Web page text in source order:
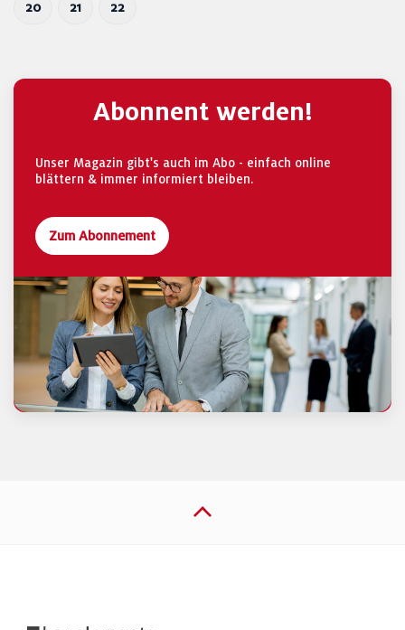
20 21 22
Abonnent werden!
Unser Magazin gibt's auch im Abo - einfach online
blättern & immer informiert bleiben.
Zum Abonnement